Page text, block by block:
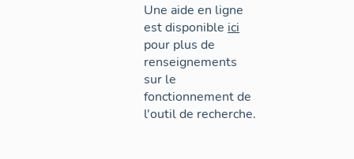
Une aide en ligne
est disponible ici
pour plus de
renseignements
sur le
fonctionnement de
l'outil de recherche.